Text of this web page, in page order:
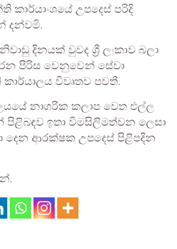
කාර්යාංශයේ උපදෙස් පරිදි
දන්වමි.
දිනයක් වුවද ශ්‍රී ලංකාව බලා
පිරිස වෙනුවෙන් සේවා
කාර්යාලය විවෘතව පවතී.
නාගරික කලාප වෙත එල්ල
පිළිබඳව ඉතා විමසිලිමත්වන ලෙසා
දෙන ආරක්ෂක උපදෙස් පිළිපදින